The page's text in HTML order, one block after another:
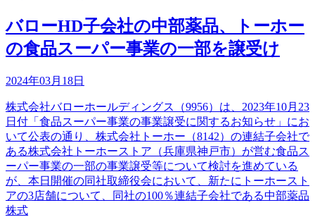
バローHD子会社の中部薬品、トーホー
の食品スーパー事業の一部を譲受け
2024年03月18日
株式会社バローホールディングス（9956）は、2023年10月23
日付「食品スーパー事業の事業譲受に関するお知らせ」にお
いて公表の通り、株式会社トーホー（8142）の連結子会社で
ある株式会社トーホーストア（兵庫県神戸市）が営む食品ス
ーパー事業の一部の事業譲受等について検討を進めている
が、本日開催の同社取締役会において、新たにトーホースト
アの3店舗について、同社の100％連結子会社である中部薬品
株式